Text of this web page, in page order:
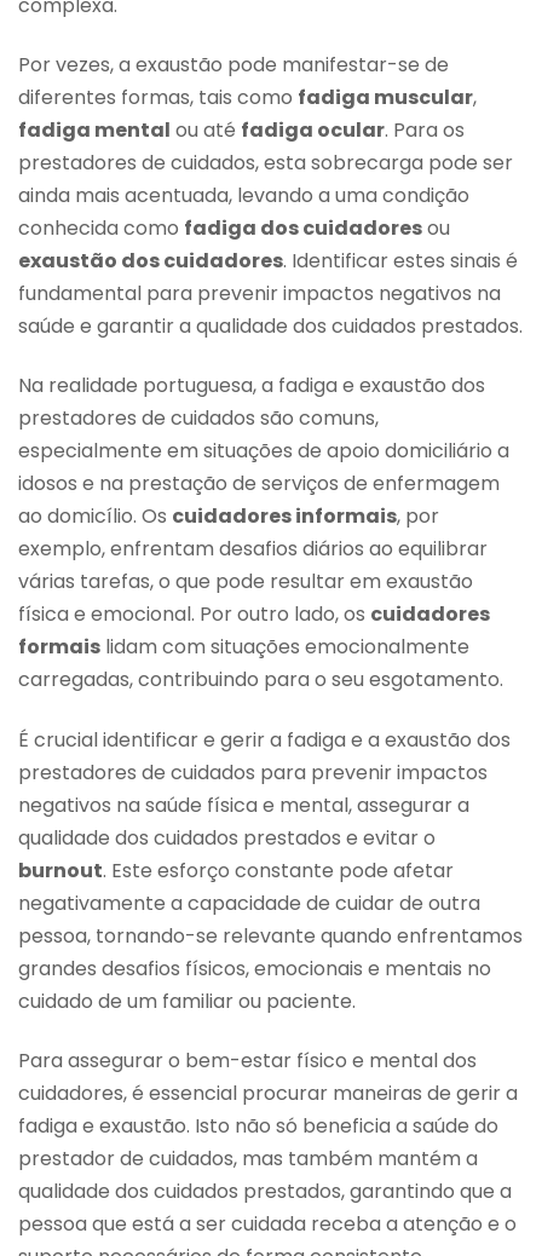
Por vezes, a exaustão pode manifestar-se de
diferentes formas, tais como fadiga muscular,
fadiga mental ou até fadiga ocular. Para os
prestadores de cuidados, esta sobrecarga pode ser
ainda mais acentuada, levando a uma condição
conhecida como fadiga dos cuidadoresou
exaustão dos cuidadores. Identificar estes sinais é
fundamental para prevenir impactos negativos na
saúde e garantir a qualidade dos cuidados prestados.
Na realidade portuguesa, a fadiga e exaustão dos
prestadores de cuidados são comuns,
especialmente em situações de apoio domiciliário a
idosos e na prestação de serviços de enfermagem
ao domicílio. Os cuidadores informais, por
exemplo, enfrentam desafios diários ao equilibrar
várias tarefas, o que pode resultar em exaustão
física e emocional. Por outro lado, os cuidadores
formais lidam com situações emocionalmente
carregadas, contribuindo para o seu esgotamento.
É crucial identificar e gerir a fadiga e a exaustão dos
prestadores de cuidados para prevenir impactos
negativos na saúde física e mental, assegurar a
qualidade dos cuidados prestados e evitar o
burnout. Este esforço constante pode afetar
negativamente a capacidade de cuidar de outra
pessoa, tornando-se relevante quando enfrentamos
grandes desafios físicos, emocionais e mentais no
cuidado de um familiar ou paciente.
Para assegurar o bem-estar físico e mental dos
cuidadores, é essencial procurar maneiras de gerir a
fadiga e exaustão. Isto não só beneficia a saúde do
prestador de cuidados, mas também mantém a
qualidade dos cuidados prestados, garantindo que a
pessoa que está a ser cuidada receba a atenção e o